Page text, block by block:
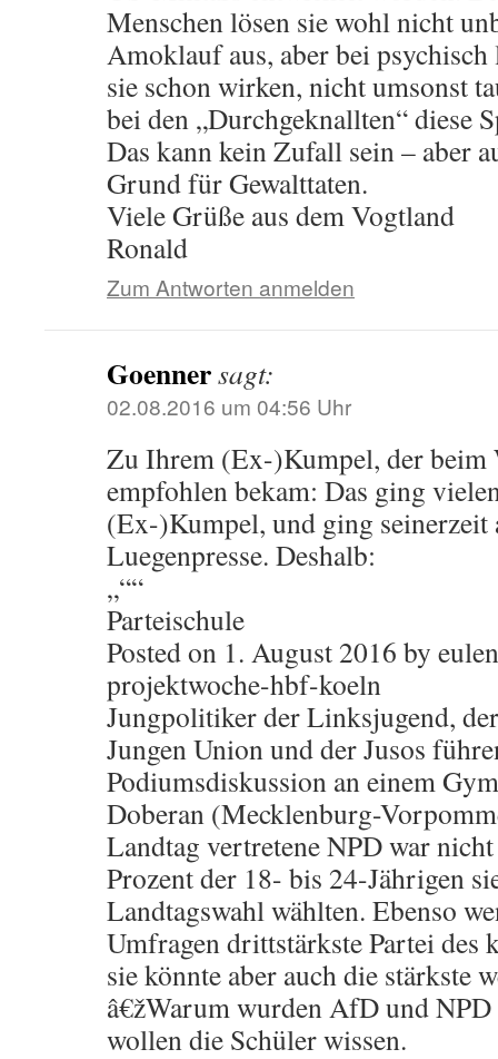
Menschen lösen sie wohl nicht
Amoklauf aus, aber bei
sie schon wirken, nicht umsonst
bei den „Durchgeknallten“ diese
Das kann kein Zufall sein – aber
Grund für Gewalttaten.
Viele Grüße aus dem Vogtland
Ronald
Zum Antworten anmelden
Goennersagt:
02.08.2016 um 04:56 Uhr
Zu Ihrem (Ex-)Kumpel, der beim
empfohlen bekam: Das ging
(Ex-)Kumpel, und ging seinerzeit
Luegenpresse. Deshalb:
„““
Parteischule
Posted on 1. August 2016 by
projektwoche-hbf-koeln
Jungpolitiker der Linksjugend,
Jungen Union und der Jusos
Podiumsdiskussion an einem
Doberan (Mecklenburg-
Landtag vertretene NPD war
Prozent der 18- bis 24-Jährigen
Landtagswahl wählten. Ebenso
Umfragen drittstärkste Partei des
sie könnte aber auch die stärkste
â€žWarum wurden AfD und
wollen die Schüler wissen.